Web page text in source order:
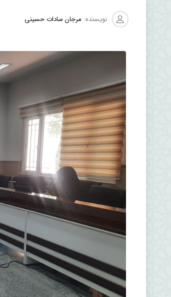
نویسنده: مرجان سادات حسینی